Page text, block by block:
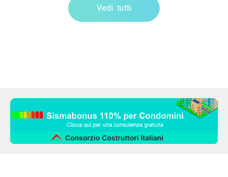
Vedi tutti